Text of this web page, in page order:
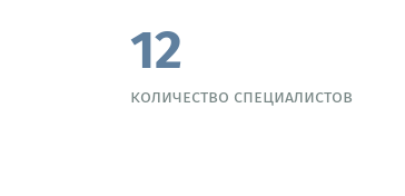
12
количество специалистов